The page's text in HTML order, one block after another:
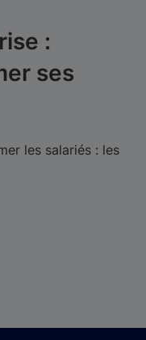
:
ses
les salariés : les